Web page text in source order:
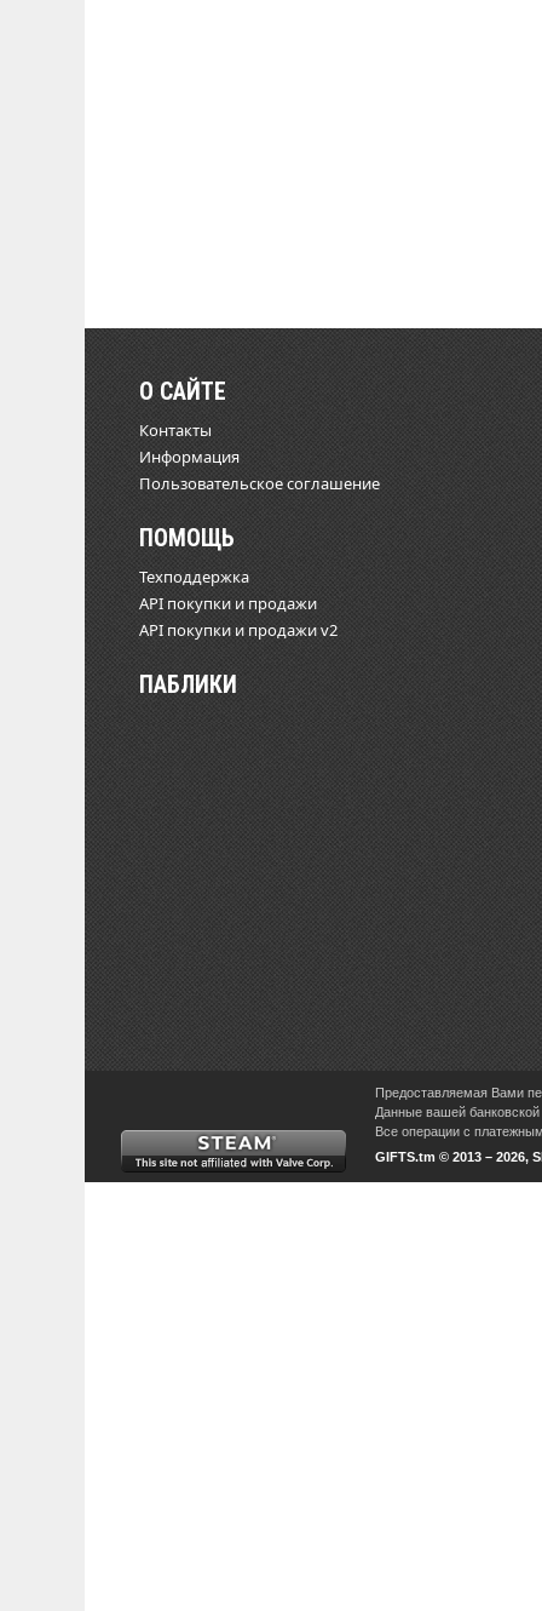
О САЙТЕ
Контакты
Информация
Пользовательское соглашение
ПОМОЩЬ
Техподдержка
API покупки и продажи
API покупки и продажи v2
ПАБЛИКИ
Предоставляемая Вами
Данные вашей
Все операции с
GIFTS.tm © 2013 – 2026,